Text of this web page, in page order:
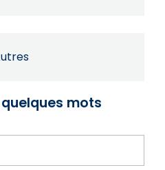
mots